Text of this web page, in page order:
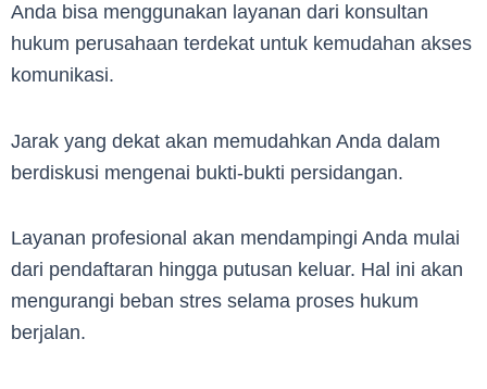
Anda bisa menggunakan layanan dari konsultan
hukum perusahaan terdekat untuk kemudahan akses
komunikasi.
Jarak yang dekat akan memudahkan Anda dalam
berdiskusi mengenai bukti-bukti persidangan.
Layanan profesional akan mendampingi Anda mulai
dari pendaftaran hingga putusan keluar. Hal ini akan
mengurangi beban stres selama proses hukum
berjalan.